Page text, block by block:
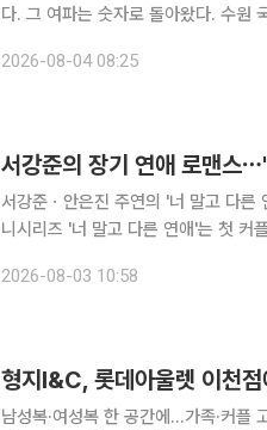
다. 그 여파는 숫자로 돌아왔다. 수원 국궁체
2026-08-04 08:25
서강준의 장기 연애 로맨스
서강준ㆍ안은진 주연의 '너 말고 다른 연애'가 첫
니시리즈 '너 말고 다른 연애'는 첫 커
다시 돌아보게 되는 현실 공감 멜로 드
2026-08-03 10:58
형지I&C, 롯데아울렛 이천
남성복·여성복 한 공간에…가족·커플